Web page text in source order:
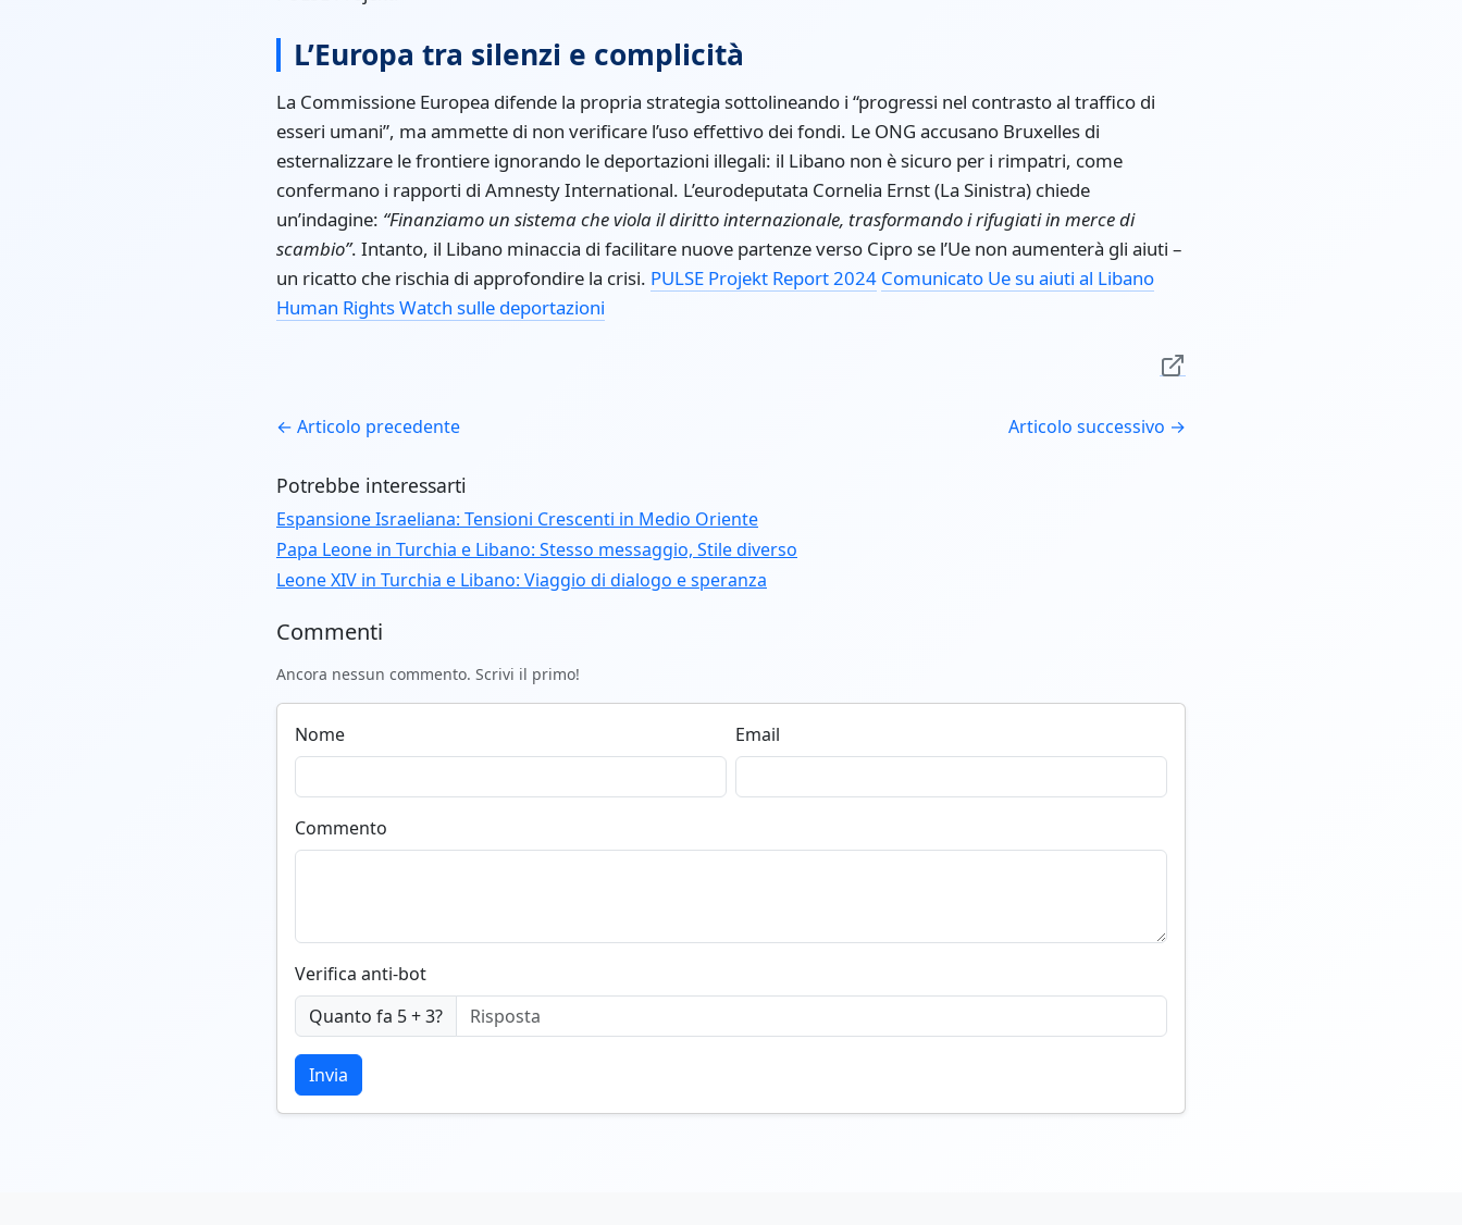
L’Europa tra silenzi e complicità
La Commissione Europea difende la propria strategia sottolineando i “progressi nel contrasto al traffico di
esseri umani”, ma ammette di non verificare l’uso effettivo dei fondi. Le ONG accusano Bruxelles di
esternalizzare le frontiere ignorando le deportazioni illegali: il Libano non è sicuro per i rimpatri, come
confermano i rapporti di Amnesty International. L’eurodeputata Cornelia Ernst (La Sinistra) chiede
un’indagine: “Finanziamo un sistema che viola il diritto internazionale, trasformando i rifugiati in merce di
scambio”. Intanto, il Libano minaccia di facilitare nuove partenze verso Cipro se l’Ue non aumenterà gli aiuti –
un ricatto che rischia di approfondire la crisi. PULSE Projekt Report 2024 Comunicato Ue su aiuti al Libano
Human Rights Watch sulle deportazioni
← Articolo precedente Articolo successivo →
Potrebbe interessarti
Espansione Israeliana: Tensioni Crescenti in Medio Oriente
Papa Leone in Turchia e Libano: Stesso messaggio, Stile diverso
Leone XIV in Turchia e Libano: Viaggio di dialogo e speranza
Commenti
Ancora nessun commento. Scrivi il primo!
Nome Email
Commento
Verifica anti-bot
Quanto fa 5 + 3?
Invia